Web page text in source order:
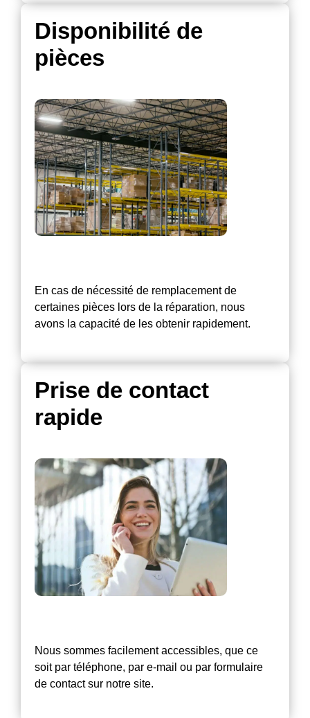
Disponibilité de
pièces
En cas de nécessité de remplacement de
certaines pièces lors de la réparation, nous
avons la capacité de les obtenir rapidement.
Prise de contact
rapide
Nous sommes facilement accessibles, que ce
soit par téléphone, par e-mail ou par formulaire
de contact sur notre site.